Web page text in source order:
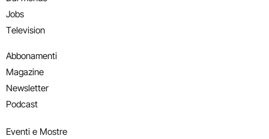
Jobs
Television
Abbonamenti
Magazine
Newsletter
Podcast
Eventi e Mostre